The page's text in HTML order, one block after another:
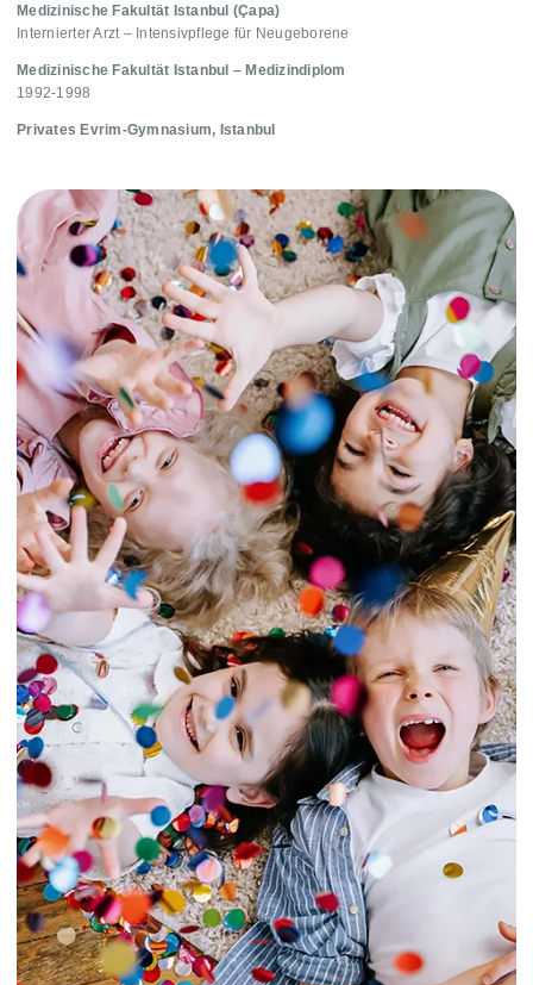
Medizinische Fakultät Istanbul (Çapa)
Internierter Arzt – Intensivpflege für Neugeborene
Medizinische Fakultät Istanbul – Medizindiplom
1992-1998
Privates Evrim-Gymnasium, Istanbul